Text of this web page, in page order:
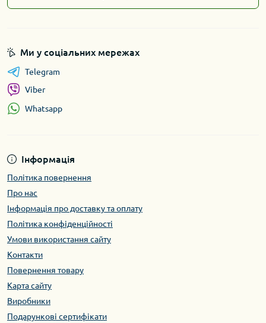
Інформація
Політика повернення
Про нас
Інформація про доставку та оплату
Політика конфіденційності
Умови використання сайту
Контакти
Повернення товару
Карта сайту
Виробники
Подарункові сертифікати
Ми у соціальних мережах
Telegram
Viber
Whatsapp